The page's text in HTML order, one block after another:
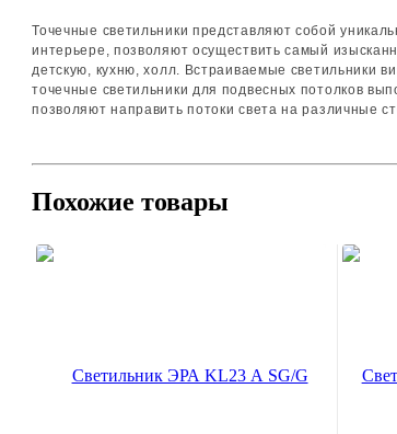
Точечные светильники представляют собой
интерьере, позволяют осуществить самый
детскую, кухню, холл. Встраиваемые светильники
точечные светильники для подвесных потолков
позволяют направить потоки света на различные
Похожие товары